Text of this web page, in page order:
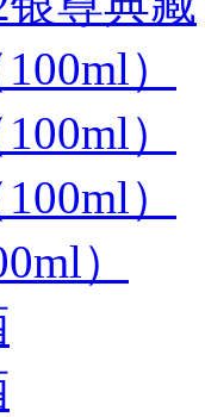
）
）
）
）